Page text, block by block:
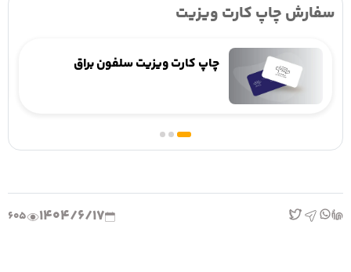
سفارش چاپ کارت ویزیت
چاپ کارت ویزیت لمینت مات
1404/6/17
605